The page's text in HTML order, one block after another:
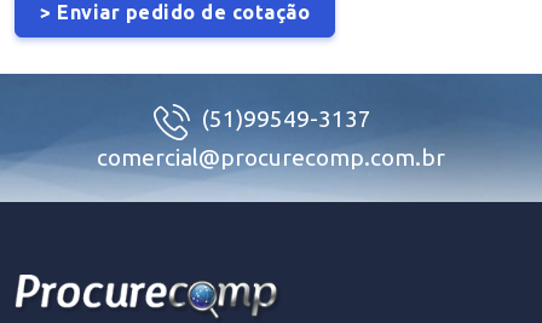
(51)99549-3137
comercial@procurecomp.com.br